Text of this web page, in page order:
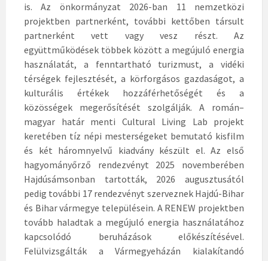
is. Az önkormányzat 2026-ban 11 nemzetközi
projektben partnerként, további kettőben társult
partnerként vett vagy vesz részt. Az
együttműködések többek között a megújuló energia
használatát, a fenntartható turizmust, a vidéki
térségek fejlesztését, a körforgásos gazdaságot, a
kulturális értékek hozzáférhetőségét és a
közösségek megerősítését szolgálják. A román–
magyar határ menti Cultural Living Lab projekt
keretében tíz népi mesterségeket bemutató kisfilm
és két háromnyelvű kiadvány készült el. Az első
hagyományőrző rendezvényt 2025 novemberében
Hajdúsámsonban tartották, 2026 augusztusától
pedig további 17 rendezvényt szerveznek Hajdú-Bihar
és Bihar vármegye településein. A RENEW projektben
tovább haladtak a megújuló energia használatához
kapcsolódó beruházások előkészítésével.
Felülvizsgálták a Vármegyeházán kialakítandó